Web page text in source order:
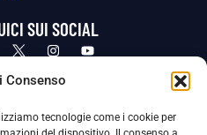
Consenso
tecnologie come i cookie per
SUI SOCIAL
Cookie Policy
Personali (DPO), figura specializzata che vigila sulle modalità